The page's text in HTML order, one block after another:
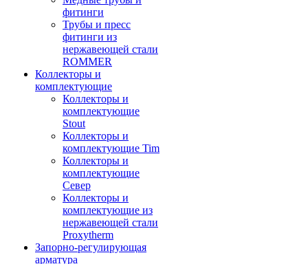
фитинги
Трубы и пресс
фитинги из
нержавеющей стали
ROMMER
Коллекторы и
комплектующие
Коллекторы и
комплектующие
Stout
Коллекторы и
комплектующие Tim
Коллекторы и
комплектующие
Север
Коллекторы и
комплектующие из
нержавеющей стали
Proxytherm
Запорно-регулирующая
арматура